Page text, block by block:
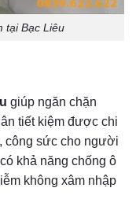
tại Bạc Liêu
giúp ngăn chặn
tiết kiệm được chi
công sức cho người
khả năng chống ô
không xâm nhập